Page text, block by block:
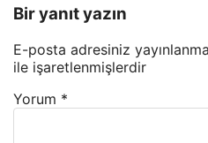
Bir yanıt yazın
E-posta adresiniz
ile işaretlenmişlerdir
Yorum *